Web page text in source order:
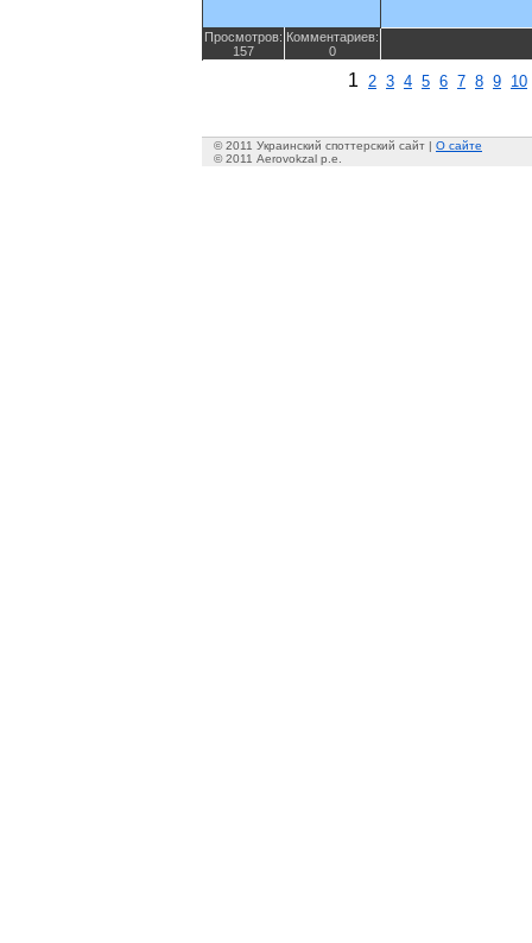
Просмотров:
157
Комментариев:
0
1 2 3 4 5 6 7 8 9 10
© 2011 Украинский споттерский сайт | О сайте
© 2011 Aerovokzal p.e.